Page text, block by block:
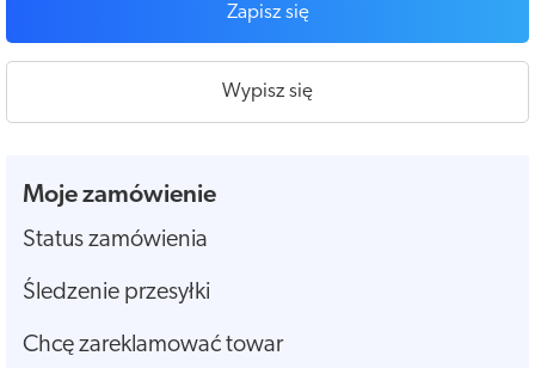
Zapisz się
Wypisz się
Moje zamówienie
Status zamówienia
Śledzenie przesyłki
Chcę zareklamować towar